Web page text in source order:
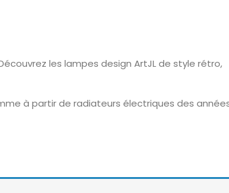
les lampes design ArtJL de style rétro,
à partir de radiateurs électriques des